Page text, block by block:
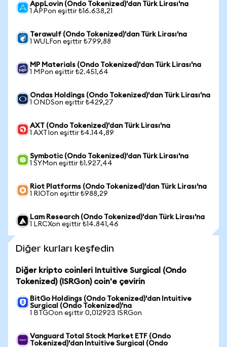
AppLovin (Ondo Tokenized)'dan Türk Lirası'na
1 APPon eşittir ₺16.638,21
Terawulf (Ondo Tokenized)'dan Türk Lirası'na
1 WULFon eşittir ₺799,88
MP Materials (Ondo Tokenized)'dan Türk Lirası'na
1 MPon eşittir ₺2.451,64
Ondas Holdings (Ondo Tokenized)'dan Türk Lirası'na
1 ONDSon eşittir ₺429,27
AXT (Ondo Tokenized)'dan Türk Lirası'na
1 AXTIon eşittir ₺4.144,89
Symbotic (Ondo Tokenized)'dan Türk Lirası'na
1 SYMon eşittir ₺1.927,44
Riot Platforms (Ondo Tokenized)'dan Türk Lirası'na
1 RIOTon eşittir ₺988,29
Lam Research (Ondo Tokenized)'dan Türk Lirası'na
1 LRCXon eşittir ₺14.841,46
Diğer kurları keşfedin
Diğer kripto coinleri Intuitive Surgical (Ondo
Tokenized) (ISRGon) coin'e çevirin
BitGo Holdings (Ondo Tokenized)'dan Intuitive
Surgical (Ondo Tokenized)'na
1 BTGOon eşittir 0,012923 ISRGon
Vanguard Total Stock Market ETF (Ondo
Tokenized)'dan Intuitive Surgical (Ondo